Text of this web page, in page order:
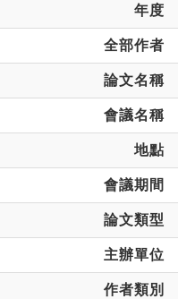
年度
全部作者
論文名稱
會議名稱
地點
會議期間
論文類型
主辦單位
作者類別